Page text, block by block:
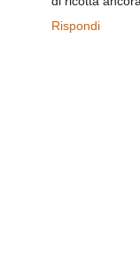
Rispondi